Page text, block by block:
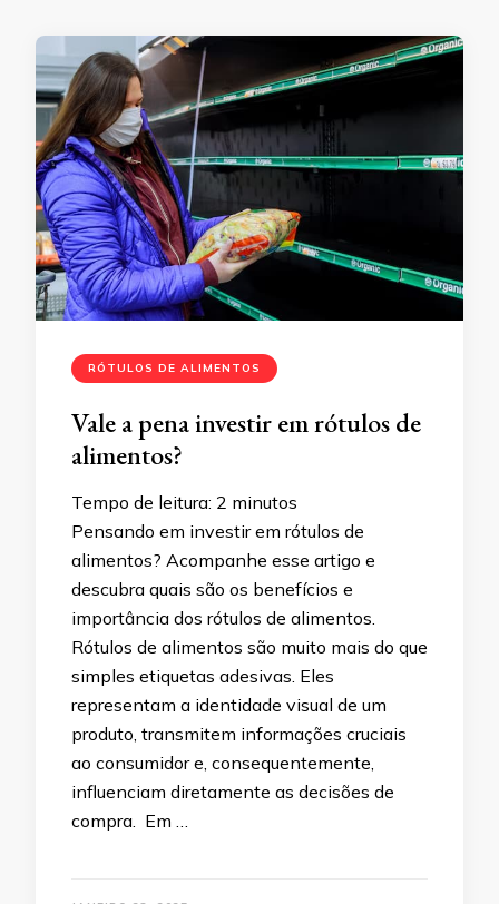
RÓTULOS DE ALIMENTOS
Vale a pena investir em rótulos de
alimentos?
Tempo de leitura: 2 minutos
Pensando em investir em rótulos de
alimentos? Acompanhe esse artigo e
descubra quais são os benefícios e
importância dos rótulos de alimentos.
Rótulos de alimentos são muito mais do que
simples etiquetas adesivas. Eles
representam a identidade visual de um
produto, transmitem informações cruciais
ao consumidor e, consequentemente,
influenciam diretamente as decisões de
compra. Em …